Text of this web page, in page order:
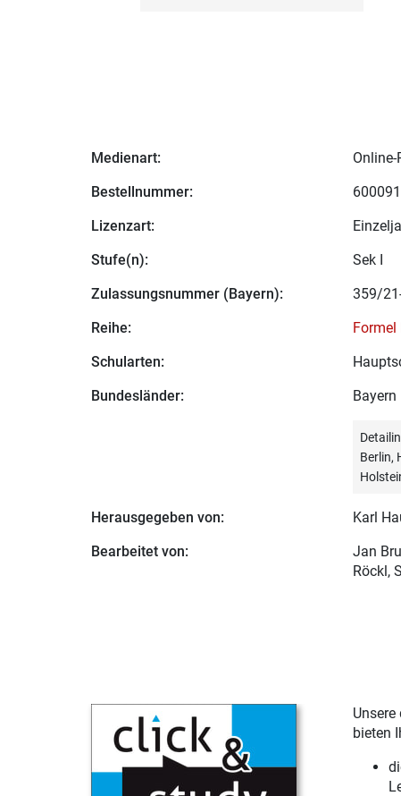
Medienart:
Bestellnummer:
600091
Lizenzart:
Stufe(n):
Sek I
Zulassungsnummer (Bayern):
359/
Reihe:
Formel
Schularten:
Bundesländer:
Bayern
Berlin,
Herausgegeben von: Karl
Bearbeitet von:
Jan
Röckl,
bieten